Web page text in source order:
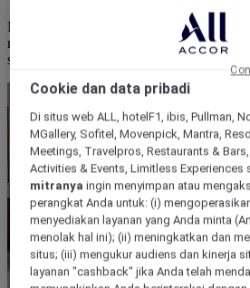
Nikmati kenyamanan koleksi
rumah Anda sendiri: tempat tidur, matras,
seprai, dan masih banyak lagi.
Cookie dan data pribadi
Di situs web ALL, hotelF1, ibis, Pullman,
MGallery, Sofitel, Movenpick, Mantra,
Meetings, Travelpros, Restaurants &
Activities & Events, Limitless Experiences
mitranya ingin menyimpan atau
perangkat Anda untuk: (i)
menyediakan layanan yang Anda minta
menolak hal ini); (ii) meningkatkan dan
situs; (iii) mengukur audiens dan kinerja
layanan "cashback" jika Anda telah